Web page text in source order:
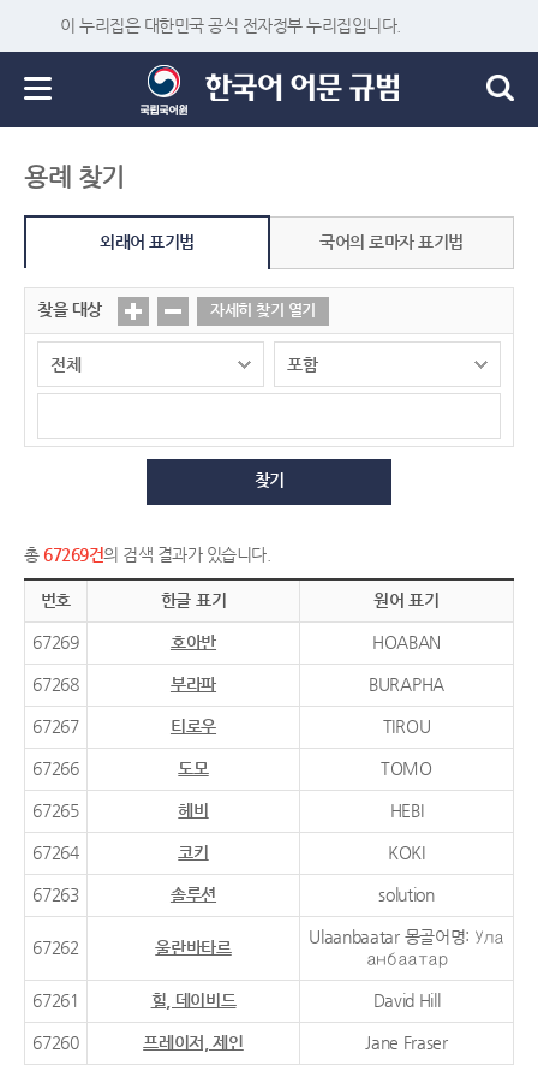
이 누리집은 대한민국 공식 전자정부 누리집입니다.
용례 찾기
외래어 표기법 국어의 로마자 표기법
찾을 대상 자세히 찾기 열기
찾기
총 67269건의 검색 결과가 있습니다.
번호 한글 표기 원어 표기
67269 호아반 HOABAN
67268 부라파 BURAPHA
67267 티로우 TIROU
67266 도모 TOMO
67265 헤비 HEBI
67264 코키 KOKI
67263 솔루션 solution
67262 울란바타르
Ulaanbaatar 몽골어명: Ула
анбаатар
67261 힐, 데이비드 David Hill
67260 프레이저, 제인 Jane Fraser